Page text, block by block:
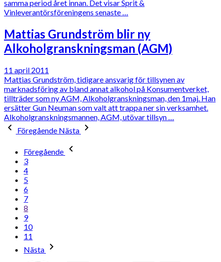
samma period året innan. Det visar Sprit &
Vinleverantörsföreningens senaste …
Mattias Grundström blir ny
Alkoholgranskningsman (AGM)
11 april 2011
Mattias Grundström, tidigare ansvarig för tillsynen av
marknadsföring av bland annat alkohol på Konsumentverket,
tillträder som ny AGM, Alkoholgranskningsman, den 1maj. Han
ersätter Gun Neuman som valt att trappa ner sin verksamhet.
Alkoholgranskningsmannen, AGM, utövar tillsyn …
Föregående Nästa
Föregående
3
4
5
6
7
8
9
10
11
Nästa